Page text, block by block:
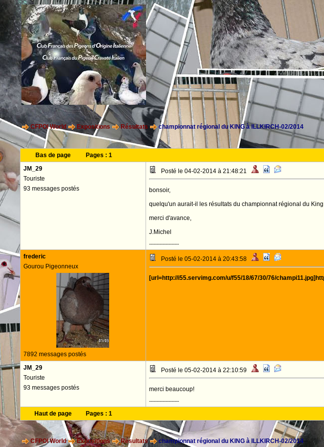
CFPOI World Expositions Résultats championnat régional du KING à ILLKIRCH-02/2014
Bas de page Pages : 1
JM_29
Touriste
93 messages postés
Posté le 04-02-2014 à 21:48:21
bonsoir,
quelqu'un aurait-il les résultats du championnat régional du
merci d'avance,
J.Michel
--------------------
frederic
Gourou Pigeonneux
7892 messages postés
Posté le 05-02-2014 à 20:43:58
[url=http://i55.servimg.com/u/f55/18/67/30/76/
JM_29
Touriste
93 messages postés
Posté le 05-02-2014 à 22:10:59
merci beaucoup!
--------------------
Haut de page Pages : 1
CFPOI World Expositions Résultats championnat régional du KING à ILLKIRCH-02/2014